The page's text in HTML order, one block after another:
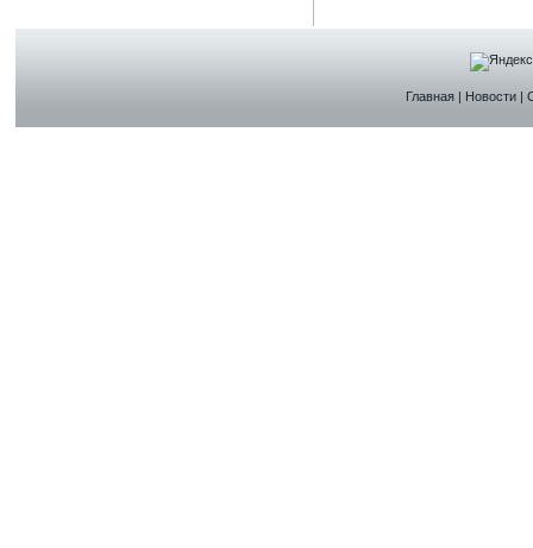
Главная| Новости|